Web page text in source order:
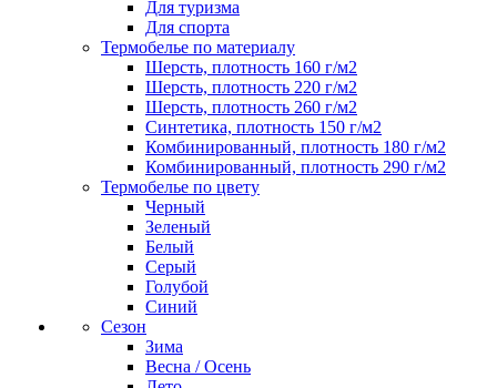
Для туризма
Для спорта
Термобелье по материалу
Шерсть, плотность 160 г/м2
Шерсть, плотность 220 г/м2
Шерсть, плотность 260 г/м2
Синтетика, плотность 150 г/м2
Комбинированный, плотность 180 г/м2
Комбинированный, плотность 290 г/м2
Термобелье по цвету
Черный
Зеленый
Белый
Серый
Голубой
Синий
Сезон
Зима
Весна / Осень